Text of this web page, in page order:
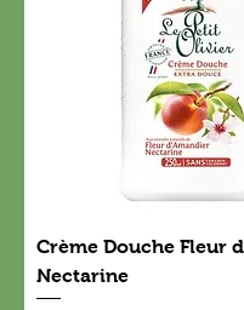
Crème Douche Fleur
Nectarine